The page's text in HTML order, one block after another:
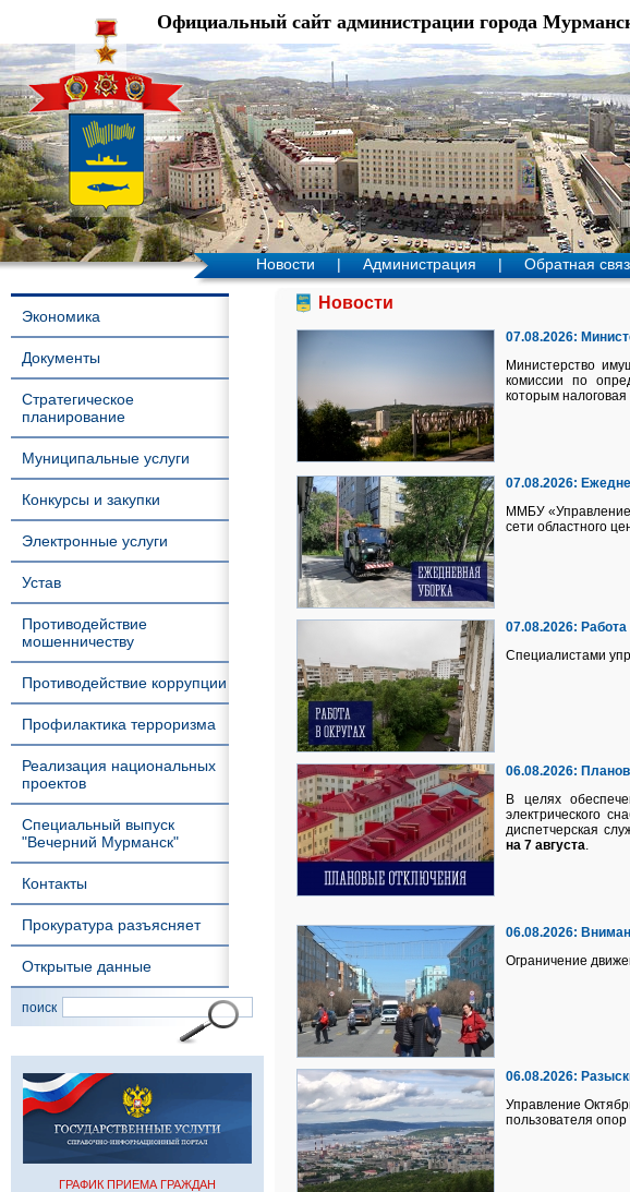
Официальный сайт администрации города
Новости | Администрация | Обратная
Экономика
Документы
Стратегическое
планирование
Муниципальные услуги
Конкурсы и закупки
Электронные услуги
Устав
Противодействие
мошенничеству
Противодействие коррупции
Профилактика терроризма
Реализация национальных
проектов
Специальный выпуск
"Вечерний Мурманск"
Контакты
Прокуратура разъясняет
Открытые данные
поиск
ГРАФИК ПРИЕМА ГРАЖДАН
Новости
07.08.2026:
Министерство
комиссии по
которым налоговая
07.08.2026:
ММБУ «Управление
сети областного
07.08.2026: Работа
Специалистами
06.08.2026:
В целях
электрического
диспетчерская
на 7 августа.
06.08.2026:
Ограничение
06.08.2026:
Управление
пользователя